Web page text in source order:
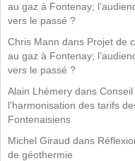
au gaz à Fontenay;
vers le passé ?
Chris Mann dans Projet de
au gaz à Fontenay;
vers le passé ?
Alain Lhémery dans
l’harmonisation des tarifs
Fontenaisiens
Michel Giraud dans
de géothermie